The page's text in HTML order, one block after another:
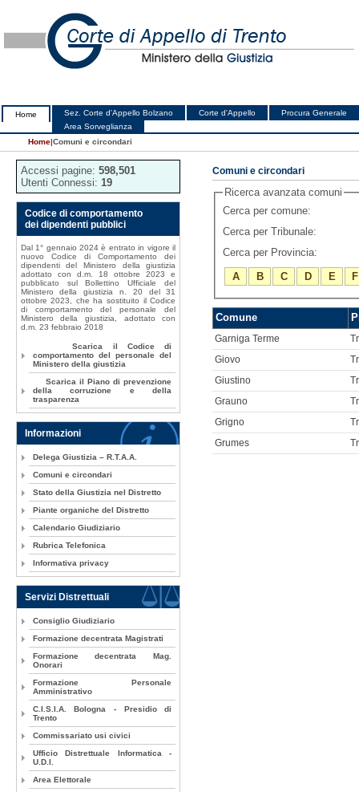
Home Sez. Corte d'Appello Bolzano Corte d'Appello
Procura Generale
Area Sorveglianza
Home|Comuni e circondari
Comuni e circondari
Ricerca avanzata comuni
Cerca per comune:
Cerca per Tribunale:
Cerca per Provincia:
A
B C D E F
Comune
Garniga Terme
Giovo
Giustino
Grauno
Grigno
Grumes
Accessi pagine: 598,501
Utenti Connessi: 19
Codice di comportamento
dei dipendenti pubblici
Dal 1° gennaio 2024 è entrato in vigore il
nuovo Codice di Comportamento dei
dipendenti del Ministero della giustizia
adottato con d.m. 18 ottobre 2023 e
pubblicato sul Bollettino Ufficiale del
Ministero della giustizia n. 20 del 31
ottobre 2023, che ha sostituito il Codice
di comportamento del personale del
Ministero della giustizia, adottato con
d.m. 23 febbraio 2018
Scarica il Codice di
comportamento del personale del
Ministero della giustizia
Scarica il Piano di prevenzione
della corruzione e della
trasparenza
Informazioni
Delega Giustizia – R.T.A.A.
Comuni e circondari
Stato della Giustizia nel Distretto
Piante organiche del Distretto
Calendario Giudiziario
Rubrica Telefonica
Informativa privacy
Servizi Distrettuali
Consiglio Giudiziario
Formazione decentrata Magistrati
Formazione decentrata Mag.
Onorari
Formazione Personale
Amministrativo
C.I.S.I.A. Bologna - Presidio di
Trento
Commissariato usi civici
Ufficio Distrettuale Informatica -
U.D.I.
Area Elettorale